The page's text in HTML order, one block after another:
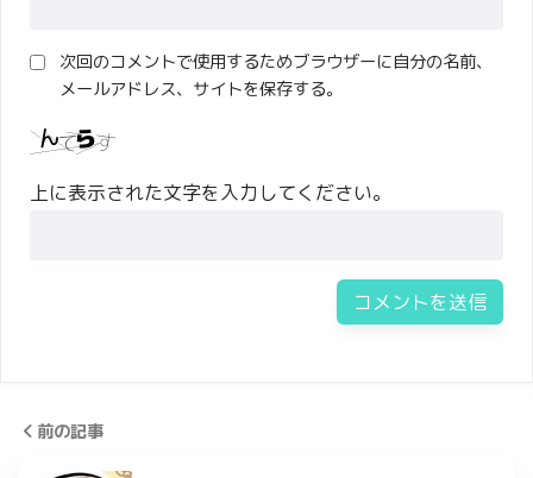
次回のコメントで使用するためブラウザーに自分の名前、
メールアドレス、サイトを保存する。
上に表示された文字を入力してください。
前の記事